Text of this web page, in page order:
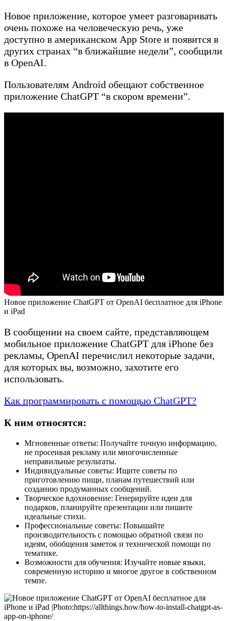
Новое приложение, которое умеет разговаривать
очень похоже на человеческую речь, уже
доступно в американском App Store и появится в
других странах “в ближайшие недели”, сообщили
в OpenAI.
Пользователям Android обещают собственное
приложение ChatGPT “в скором времени”.
Новое приложение ChatGPT от OpenAI бесплатное для iPhone
и iPad
В сообщении на своем сайте, представляющем
мобильное приложение ChatGPT для iPhone без
рекламы, OpenAI перечислил некоторые задачи,
для которых вы, возможно, захотите его
использовать.
Как программировать с помощью ChatGPT?
К ним относятся:
Мгновенные ответы: Получайте точную информацию,
не просеивая рекламу или многочисленные
неправильные результаты.
Индивидуальные советы: Ищите советы по
приготовлению пищи, планам путешествий или
созданию продуманных сообщений.
Творческое вдохновение: Генерируйте идеи для
подарков, планируйте презентации или пишите
идеальные стихи.
Профессиональные советы: Повышайте
производительность с помощью обратной связи по
идеям, обобщения заметок и технической помощи по
тематике.
Возможности для обучения: Изучайте новые языки,
современную историю и многое другое в собственном
темпе.